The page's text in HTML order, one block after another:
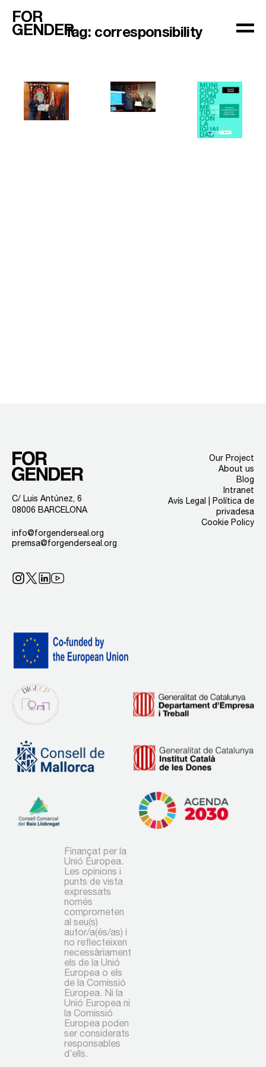
FOR
GENDERTag: corresponsibility
C/ Luis Antúnez, 6
08006 BARCELONA
info@forgenderseal.org
premsa@forgenderseal.org
Our Project
About us
Blog
Intranet
Avís Legal | Política de
privadesa
Cookie Policy
Finançat per la
Unió Europea.
Les opinions i
punts de vista
expressats
només
comprometen
al seu(s)
autor/a(és/as) i
no reflecteixen
necessàriament
els de la Unió
Europea o els
de la Comissió
Europea. Ni la
Unió Europea ni
la Comissió
Europea poden
ser considerats
responsables
d’ells.